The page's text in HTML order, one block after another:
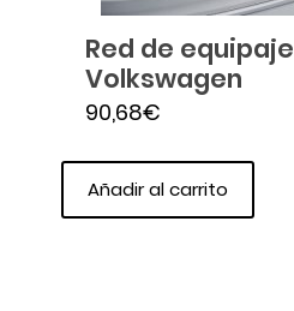
Red de equipaje
Volkswagen
90,68€
Añadir al carrito